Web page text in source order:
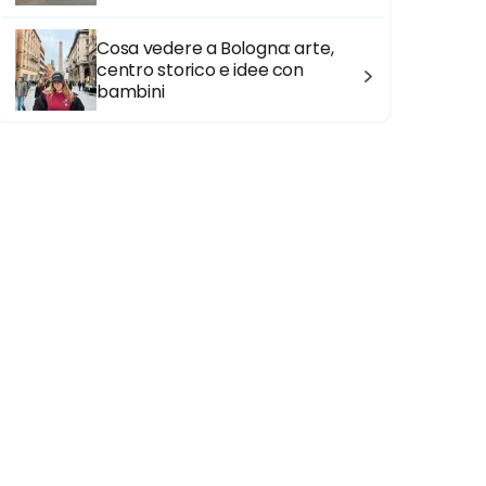
Cosa vedere a Bologna: arte,
centro storico e idee con
bambini